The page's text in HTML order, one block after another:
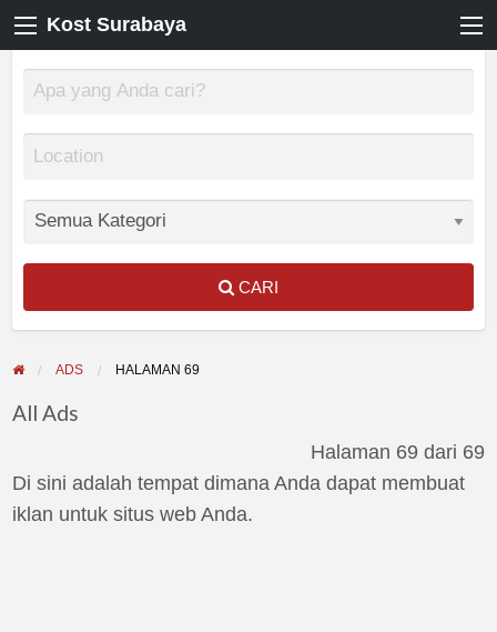
Kost Surabaya
CARI
ADS HALAMAN 69
All Ads
Halaman 69 dari 69
Di sini adalah tempat dimana Anda dapat membuat
iklan untuk situs web Anda.